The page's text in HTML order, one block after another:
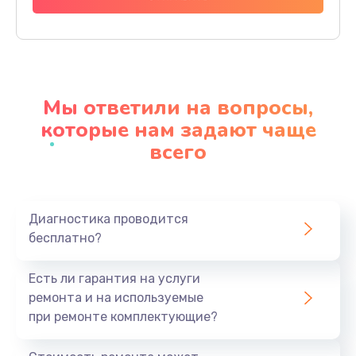
Заказать
Профилактическая чистка
Заказать
1440 руб.
Мы ответили на вопросы,
которые нам задают чаще
всего
Диагностика проводится
бесплатно?
Есть ли гарантия на услуги
ремонта и на используемые
при ремонте комплектующие?